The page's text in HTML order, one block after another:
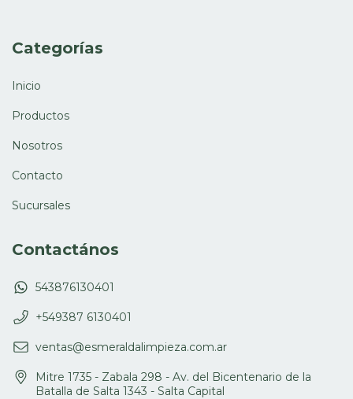
Categorías
Inicio
Productos
Nosotros
Contacto
Sucursales
Contactános
543876130401
+549387 6130401
ventas@esmeraldalimpieza.com.ar
Mitre 1735 - Zabala 298 - Av. del Bicentenario de la
Batalla de Salta 1343 - Salta Capital